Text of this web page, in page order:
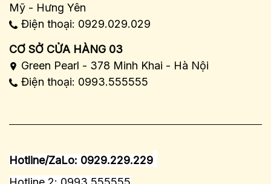
Mỹ - Hưng Yên
Điện thoại: 0929.029.029
CƠ SỞ CỬA HÀNG 03
Green Pearl - 378 Minh Khai - Hà Nội
Điện thoại: 0993.555555
Hotline/ZaLo: 0929.229.229